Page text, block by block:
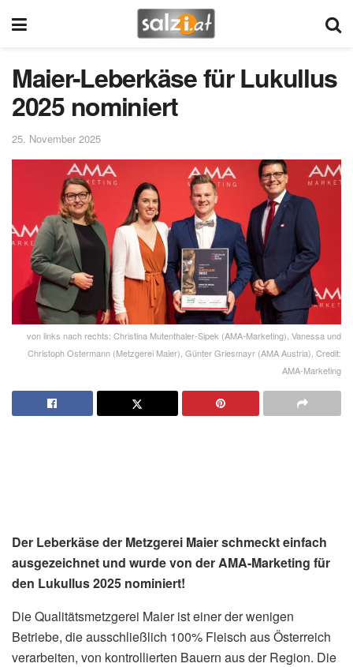
Maier-Leberkäse für Lukullus
2025 nominiert
25. November 2025
von links nach rechts: Christina Mutenthaler-Sipek (AMA-Marketing), Vanessa und
Christoph Ostermann (Metzgerei Maier), Günter Griesmayr (AMA Austria), Credit:
AMA-Marketing
Der Leberkäse der Metzgerei Maier schmeckt einfach
ausgezeichnet und wurde von der AMA-Marketing für
den Lukullus 2025 nominiert!
Die Qualitätsmetzgerei Maier ist einer der wenigen
Betriebe, die ausschließlich 100% Fleisch aus Österreich
verarbeiten, von kontrollierten Bauern aus der Region. Die